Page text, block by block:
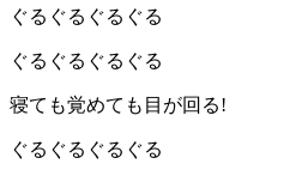
ぐるぐるぐるぐる
ぐるぐるぐるぐる
寝ても覚めても目が回る!
ぐるぐるぐるぐる